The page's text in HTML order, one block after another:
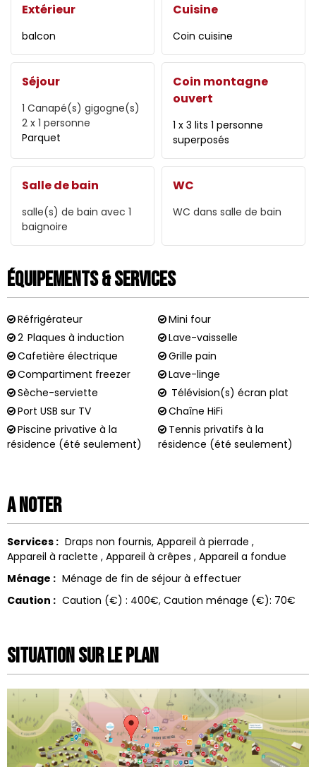
Extérieur
balcon
Cuisine
Coin cuisine
Séjour
1 Canapé(s) gigogne(s)
2 x 1 personne
Parquet
Coin montagne
ouvert
1 x 3 lits 1 personne
superposés
Salle de bain
salle(s) de bain avec 1
baignoire
WC
WC dans salle de bain
Équipements & Services
Réfrigérateur
Mini four
2 Plaques à induction
Lave-vaisselle
Cafetière électrique
Grille pain
Compartiment freezer
Lave-linge
Sèche-serviette
Télévision(s) écran plat
Port USB sur TV
Chaîne HiFi
Piscine privative à la
résidence (été seulement)
Tennis privatifs à la
résidence (été seulement)
A noter
Services : Draps non fournis Appareil à pierrade
Appareil à raclette
Appareil à crêpes
Appareil a fondue
Ménage : Ménage de fin de séjour à effectuer
Caution : Caution (€) : 400€ Caution ménage (€): 70€
Situation sur le Plan